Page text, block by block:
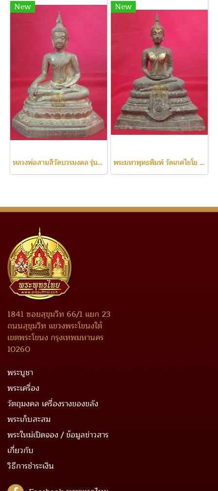
New
หลวงพ่อสามสีวัดบวรมงคล รุ่นแรก ปี2522
New
พระมหาพุทธพิมพ์ วัดเกศไชโย ปี2531
1841 ซอยสุขุมวิท 66/1 แยก 23
ถนนสุขุมวิท แขวงพระโขนงใต้
เขตพระโขนง กรุงเทพมหานคร
10260
พระบูชา
พระเครื่อง
วัตถุมงคล เครื่องรางของขลัง
พระเก็บสะสม
พระใหม่เปิดจอง / ข้อมูลข่าวสาร
เกี่ยวกับ
วิธีการชำระเงิน